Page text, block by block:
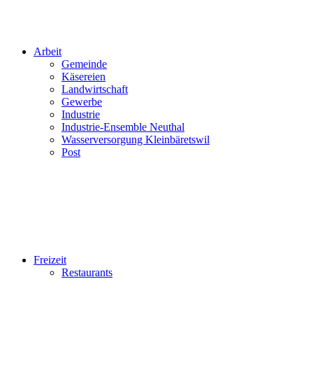
Arbeit
Gemeinde
Käsereien
Landwirtschaft
Gewerbe
Industrie
Industrie-Ensemble Neuthal
Wasserversorgung Kleinbäretswil
Post
Freizeit
Restaurants